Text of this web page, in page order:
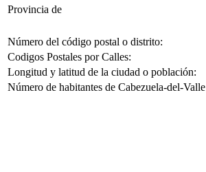
Provincia de
Número del código postal o distrito:
Codigos Postales por Calles:
Longitud y latitud de la ciudad o población:
Número de habitantes de Cabezuela-del-Valle